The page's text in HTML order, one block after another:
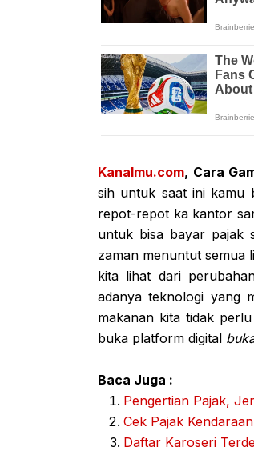
Kanalmu.com, Cara
sih untuk saat ini kamu
repot-repot ka kantor
untuk bisa bayar pajak
zaman menuntut semua
kita lihat dari
adanya teknologi yang
makanan kita tidak
buka platform digital
Baca Juga :
Pengertian Pajak,
Cek Pajak
Daftar Karoseri